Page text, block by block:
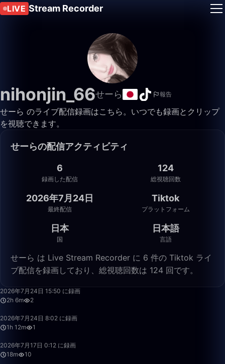
LIVE Stream Recorder
nihonjin_66せーら 報告
せーら のライブ配信録画はこちら。いつでも録画とクリップ
を視聴できます。
せーらの配信アクティビティ
6
録画した配信
124
総視聴回数
2026年7月24日
最終配信
Tiktok
プラットフォーム
日本
国
日本語
言語
せーら は Live Stream Recorder に 6 件の Tiktok ライ
ブ配信を録画しており、総視聴回数は 124 回です。
2026年7月24日 15:50 に録画
2h 6m
2
2026年7月24日 8:02 に録画
1h 12m
1
2026年7月17日 0:12 に録画
18m
10